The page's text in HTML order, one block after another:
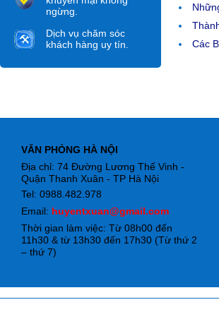
ngừng.
Dịch vụ chăm sóc
khách hàng uy tín.
Các
VĂN PHÒNG HÀ NỘI
Địa chỉ: 74 Đường Lương Thế Vinh -
Quận Thanh Xuân - TP Hà Nội
Tel: 0988.482.978
Email: huyentxuan@gmail.com
Thời gian làm việc: Từ 08h00 đến
11h30 & từ 13h30 đến 17h30 (Từ thứ 2
– thứ 7)